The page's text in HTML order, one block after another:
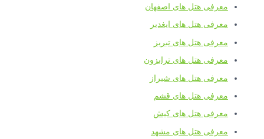
معرفی هتل های اصفهان
معرفی هتل های ایغدیر
معرفی هتل های تبریز
معرفی هتل های ترابزون
معرفی هتل های شیراز
معرفی هتل های قشم
معرفی هتل های کیش
معرفی هتل های مشهد